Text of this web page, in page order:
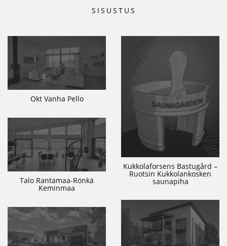
SISUSTUS
Okt Vanha Pello
Kukkolaforsens Bastugård –
Ruotsin Kukkolankosken
saunapiha
Talo Rantamaa-Rönkä
Keminmaa